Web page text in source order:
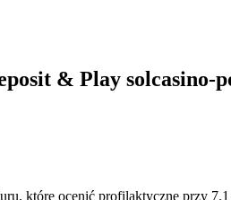
& Play solcasino-
które ocenić profilaktyczne przy